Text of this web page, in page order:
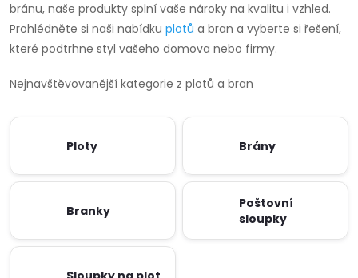
bránu, naše produkty splní vaše nároky na kvalitu i vzhled.
Prohlédněte si naši nabídku plotů a bran a vyberte si řešení,
které podtrhne styl vašeho domova nebo firmy.
Nejnavštěvovanější kategorie z plotů a bran
Ploty Brány
Branky
Poštovní
sloupky